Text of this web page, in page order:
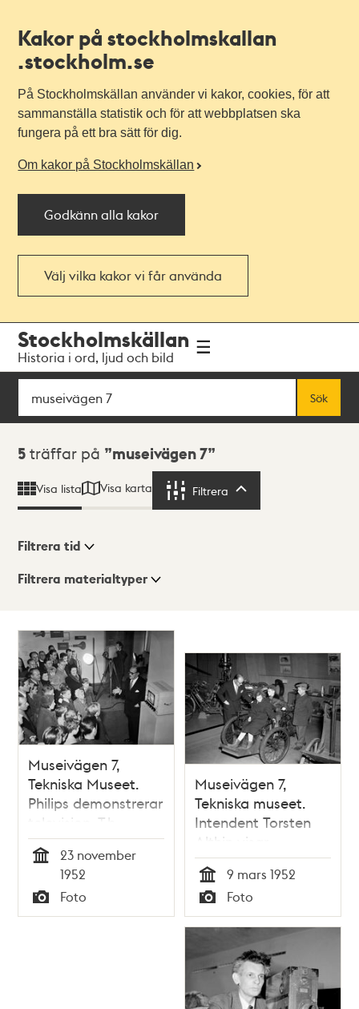
Kakor på stockholmskallan
.stockholm.se
På Stockholmskällan använder vi kakor, cookies, för att
sammanställa statistik och för att webbplatsen ska
fungera på ett bra sätt för dig.
Om kakor på Stockholmskällan
Godkänn alla kakor
Välj vilka kakor vi får använda
navigationen
huvudinnehållet
Stockholmskällan
Historia i ord, ljud och bild
Sök
Sök
Sökresultat
5 träffar på museivägen 7
Visa lista Visa karta Filtrera
Visningsläge
Lista
Karta
Filtrera tid
Filtrera materialtyper
träffar
Museivägen 7,
Tekniska Museet.
Philips demonstrerar
television. T.h.
Intendent Althin
23 november
1952
Typ
Foto
Museivägen 7,
Tekniska museet.
Intendent Torsten
Althin visar
skolbarnen Gudrun
Dahlroth, Jan
Grünberger och
Willy Arkenfeldt en
Tid
9 mars 1952
Typ
Foto